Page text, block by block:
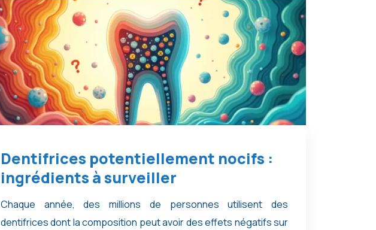
Dentifrices potentiellement nocifs :
ingrédients à surveiller
Chaque année, des millions de personnes utilisent des
dentifrices dont la composition peut avoir des effets négatifs sur